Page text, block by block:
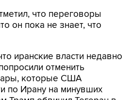
что переговоры
он пока не знает, что
иранские власти недавно
отменить
которые США
по Ирану на минувших